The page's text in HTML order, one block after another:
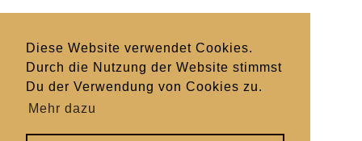
Diese Website verwendet Cookies.
Durch die Nutzung der Website stimmst
Du der Verwendung von Cookies zu.
Mehr dazu